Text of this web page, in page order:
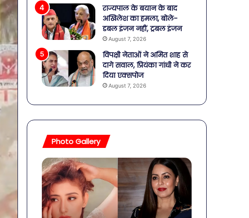
राज्यपाल के बयान के बाद
अखिलेश का हमला, बोले-
डबल इंजन नहीं, ट्रबल इंजन
August 7, 2026
विपक्षी नेताओं ने अमित शाह से
दागे सवाल, प्रियंका गांधी ने कर
दिया एक्सपोज
August 7, 2026
Photo Gallery
बॉलीवुड
की
तलाकशुदा
हसीनाएं,
इतने
साल
शिव-
का